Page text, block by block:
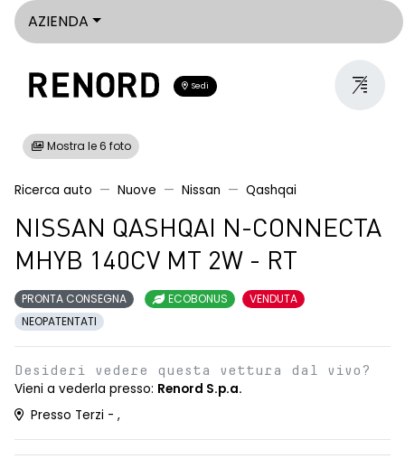
AZIENDA
Sedi
Mostra le 6 foto
Ricerca auto Nuove Nissan Qashqai
NISSAN QASHQAI N-CONNECTA
MHYB 140CV MT 2W - RT
PRONTA CONSEGNA ECOBONUS
VENDUTA
NEOPATENTATI
Desideri vedere questa vettura dal vivo?
Vieni a vederla presso: Renord S.p.a.
Presso Terzi - ,